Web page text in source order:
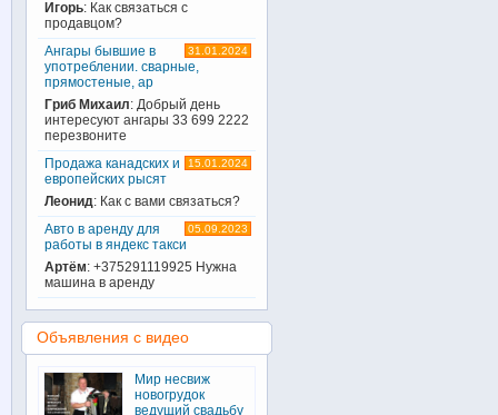
Игорь: Как связаться с
продавцом?
31.01.2024
Ангары бывшие в
употреблении. сварные,
прямостеные, ар
Гриб Михаил: Добрый день
интересуют ангары 33 699 2222
перезвоните
15.01.2024
Продажа канадских и
европейских рысят
Леонид: Как с вами связаться?
05.09.2023
Авто в аренду для
работы в яндекс такси
Артём: +375291119925 Нужна
машина в аренду
Объявления с видео
Мир несвиж
новогрудок
ведущий свадьбу